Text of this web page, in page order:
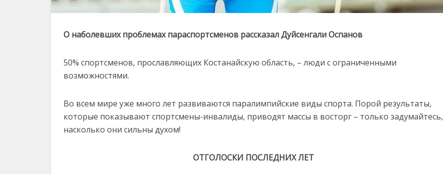
О наболевших проблемах параспортсменов рассказал Дуйсенгали Оспанов
50% спортсменов, прославляющих Костанайскую область, – люди с ограниченными
возможностями.
Во всем мире уже много лет развиваются паралимпийские виды спорта. Порой результаты,
которые показывают спортсмены-инвалиды, приводят массы в восторг – только задумайтесь,
насколько они сильны духом!
ОТГОЛОСКИ ПОСЛЕДНИХ ЛЕТ